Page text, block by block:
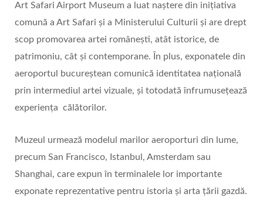
Art Safari Airport Museum a luat naștere din inițiativa
comună a Art Safari și a Ministerului Culturii și are drept
scop promovarea artei românești, atât istorice, de
patrimoniu, cât și contemporane. În plus, exponatele din
aeroportul bucureștean comunică identitatea națională
prin intermediul artei vizuale, și totodată înfrumusețează
experiența călătorilor.
Muzeul urmează modelul marilor aeroporturi din lume,
precum San Francisco, Istanbul, Amsterdam sau
Shanghai, care expun în terminalele lor importante
exponate reprezentative pentru istoria și arta țării gazdă.